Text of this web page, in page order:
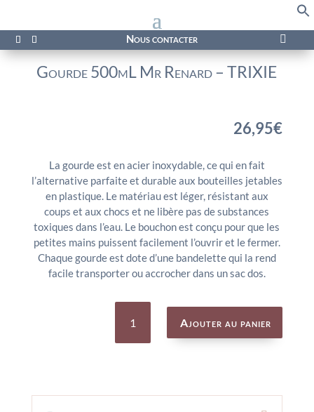
Nous contacter 
Gourde 500mL Mr Renard – TRIXIE
26,95€
La gourde est en acier inoxydable, ce qui en fait
l’alternative parfaite et durable aux bouteilles jetables
en plastique. Le matériau est léger, résistant aux
coups et aux chocs et ne libère pas de substances
toxiques dans l’eau. Le bouchon est conçu pour que les
petites mains puissent facilement l’ouvrir et le fermer.
Chaque gourde est dote d’une bandelette qui la rend
facile transporter ou accrocher dans un sac dos.
quantité
Gourde
Mr
Ajouter au panier